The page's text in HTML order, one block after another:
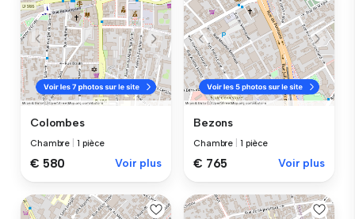
Colombes
Chambre 1 pièce
€ 580 Voir plus
Bezons
Chambre 1 pièce
€ 765 Voir plus